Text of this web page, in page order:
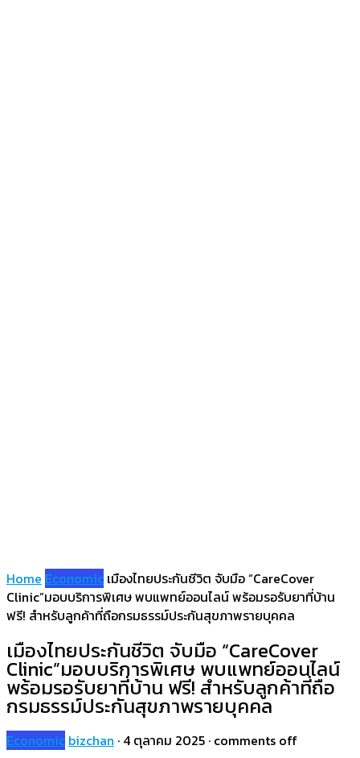
Home Economic เมืองไทยประกันชีวิต จับมือ “CareCover
Clinic”มอบบริการพิเศษ พบแพทย์ออนไลน์ พร้อมรอรับยาที่บ้าน
ฟรี! สำหรับลูกค้าที่ถือกรมธรรม์ประกันสุขภาพรายบุคคล
เมืองไทยประกันชีวิต จับมือ “CareCover
Clinic”มอบบริการพิเศษ พบแพทย์ออนไลน์
พร้อมรอรับยาที่บ้าน ฟรี! สำหรับลูกค้าที่ถือ
กรมธรรม์ประกันสุขภาพรายบุคคล
Economic bizchan · 4 ตุลาคม 2025 · comments off